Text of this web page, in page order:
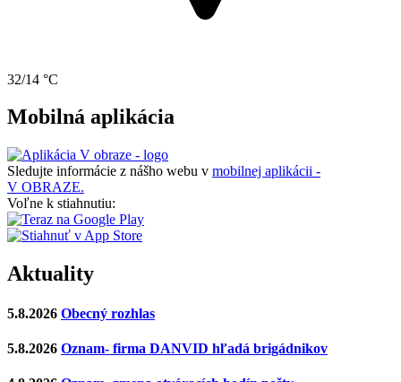
32/14 °C
Mobilná aplikácia
Sledujte informácie z nášho webu v mobilnej aplikácii -
V OBRAZE.
Voľne k stiahnutiu:
Aktuality
5.8.2026 Obecný rozhlas
5.8.2026 Oznam- firma DANVID hľadá brigádnikov